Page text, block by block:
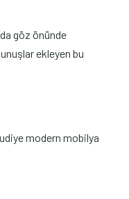
göz önünde
ekleyen bu
modern mobilya